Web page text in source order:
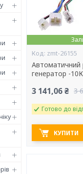
zmt-26155
Автоматичний
генератор -
3 141,06 ₴ 3
Готово до
КУПИТИ